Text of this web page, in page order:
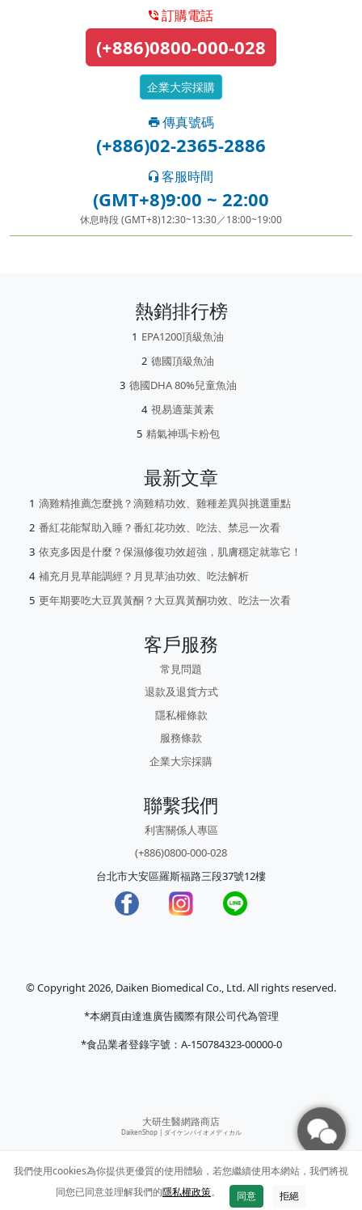
訂購電話
(+886)0800-000-028
企業大宗採購
傳真號碼
(+886)02-2365-2886
客服時間
(GMT+8)9:00 ~ 22:00
休息時段 (GMT+8)12:30~13:30／18:00~19:00
熱銷排行榜
EPA1200頂級魚油
德國頂級魚油
德國DHA 80%兒童魚油
視易適葉黃素
精氣神瑪卡粉包
最新文章
滴雞精推薦怎麼挑？滴雞精功效、雞種差異與挑選重點
番紅花能幫助入睡？番紅花功效、吃法、禁忌一次看
依克多因是什麼？保濕修復功效超強，肌膚穩定就靠它！
補充月見草能調經？月見草油功效、吃法解析
更年期要吃大豆異黃酮？大豆異黃酮功效、吃法一次看
客戶服務
常見問題
退款及退貨方式
隱私權條款
服務條款
企業大宗採購
聯繫我們
利害關係人專區
(+886)0800-000-028
台北市大安區羅斯福路三段37號12樓
© Copyright 2026, Daiken Biomedical Co., Ltd. All rights reserved.
*本網頁由達進廣告國際有限公司代為管理
*食品業者登錄字號：A-150784323-00000-0
大研生醫網路商店
DaikenShop | ダイケンバイオメディカル
我們使用cookies為你提供更優質的使用體驗，若您繼續使用本網站，我們將視
同您已同意並理解我們的隱私權政策。 同意 拒絕